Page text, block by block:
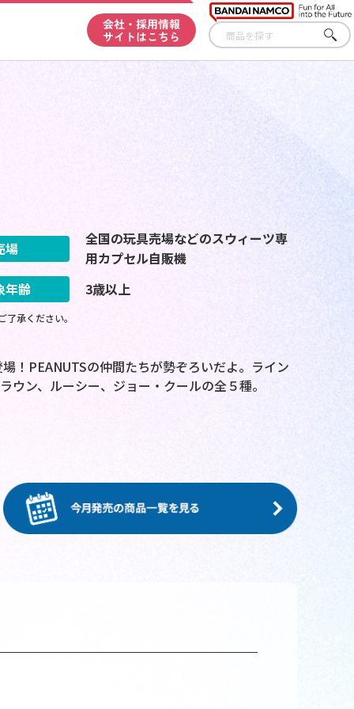
会社・採用情報
サイトはこちら
さが
す
場
全国の玩具売場などのスウィーツ専
用カプセル自販機
年齢
3歳以上
承ください。
！PEANUTSの仲間たちが勢ぞろいだよ。ライン
ン、ルーシー、ジョー・クールの全５種。